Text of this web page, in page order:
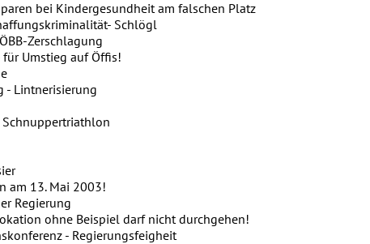
bei Kindergesundheit am falschen Platz
Schlögl
Zerschlagung
Umstieg auf Öffis!
- Lintnerisierung
Schnuppertriathlon
am 13. Mai 2003!
Regierung
ohne Beispiel darf nicht durchgehen!
- Regierungsfeigheit